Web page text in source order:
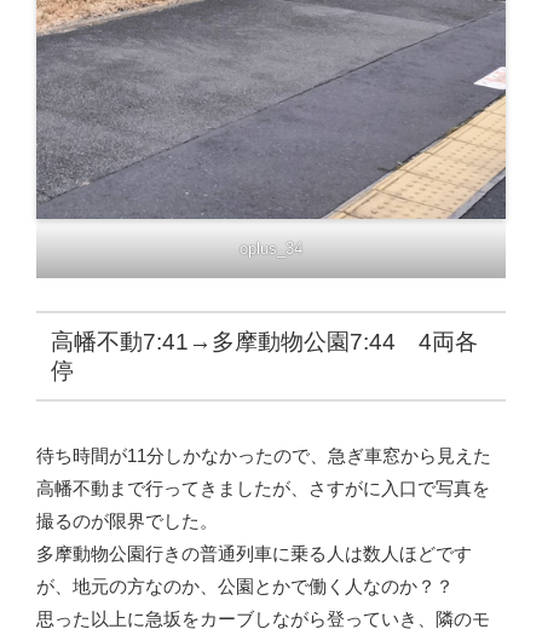
oplus_34
高幡不動7:41→多摩動物公園7:44 4両各
停
待ち時間が11分しかなかったので、急ぎ車窓から見えた
高幡不動まで行ってきましたが、さすがに入口で写真を
撮るのが限界でした。
多摩動物公園行きの普通列車に乗る人は数人ほどです
が、地元の方なのか、公園とかで働く人なのか？？
思った以上に急坂をカーブしながら登っていき、隣のモ